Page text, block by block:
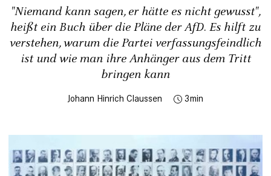
"Niemand kann sagen, er hätte es nicht gewusst",
heißt ein Buch über die Pläne der AfD. Es hilft zu
verstehen, warum die Partei verfassungsfeindlich
ist und wie man ihre Anhänger aus dem Tritt
bringen kann
Johann Hinrich Claussen 3